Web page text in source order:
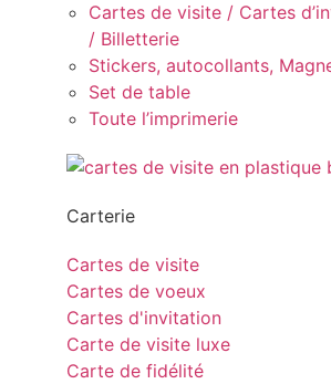
Cartes de visite / Cartes
/ Billetterie
Stickers, autocollants,
Set de table
Toute l’imprimerie
Carterie
Cartes de visite
Cartes de voeux
Cartes d'invitation
Carte de visite luxe
Carte de fidélité